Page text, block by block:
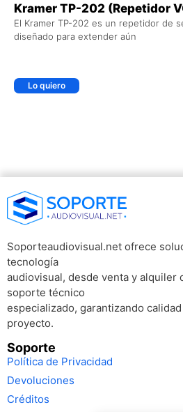
Kramer TP-202 (Repetidor
El Kramer TP-202 es un repetidor de
diseñado para extender aún
Lo quiero
Soporteaudiovisual.net ofrece
tecnología
audiovisual, desde venta y alquiler
soporte técnico
especializado, garantizando
proyecto.
Soporte
Política de Privacidad
Devoluciones
Créditos